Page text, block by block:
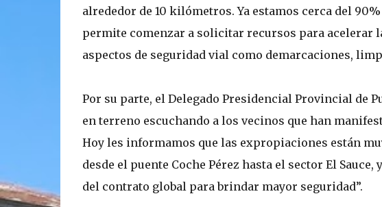
alrededor de 10 kilómetros. Ya estamos cerca del
permite comenzar a solicitar recursos para acelerar
aspectos de seguridad vial como demarcaciones,
Por su parte, el Delegado Presidencial Provincial de
en terreno escuchando a los vecinos que han
Hoy les informamos que las expropiaciones están
desde el puente Coche Pérez hasta el sector El
del contrato global para brindar mayor seguridad”.